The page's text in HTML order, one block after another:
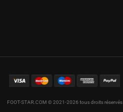
FOOT-STAR.COM © 2021-2026 tous droits réservés